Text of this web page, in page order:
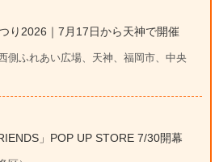
り2026｜7月17日から天神で開催
側ふれあい広場、天神、福岡市、中央
」POP UP STORE 7/30開幕